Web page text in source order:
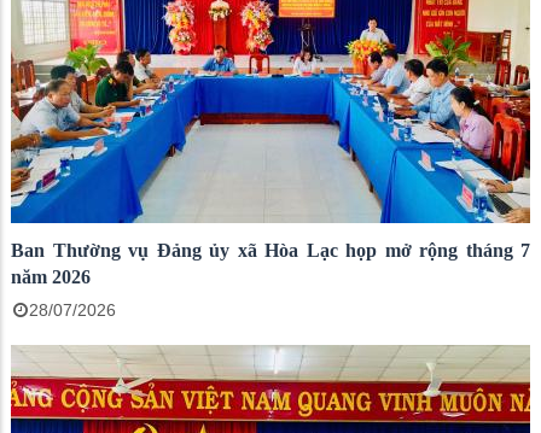
Ban Thường vụ Đảng ủy xã Hòa Lạc họp mở rộng tháng 7
năm 2026
28/07/2026